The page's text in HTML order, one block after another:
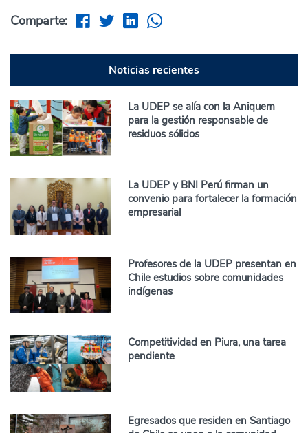
Comparte:
Noticias recientes
La UDEP se alía con la Aniquem
para la gestión responsable de
residuos sólidos
La UDEP y BNI Perú firman un
convenio para fortalecer la formación
empresarial
Profesores de la UDEP presentan en
Chile estudios sobre comunidades
indígenas
Competitividad en Piura, una tarea
pendiente
Egresados que residen en Santiago